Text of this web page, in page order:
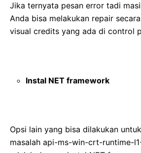
Jika ternyata pesan error tadi
Anda bisa melakukan repair
visual credits yang ada di control
Instal NET framework
Opsi lain yang bisa dilakukan
masalah api-ms-win-crt-runtime-